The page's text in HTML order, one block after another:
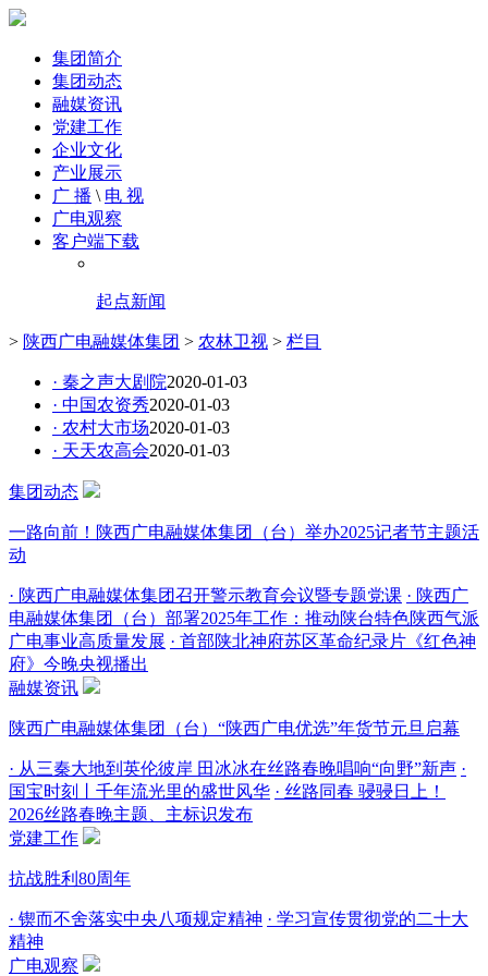
集团简介
集团动态
融媒资讯
党建工作
企业文化
产业展示
广 播 \ 电 视
广电观察
客户端下载
起点新闻
> 陕西广电融媒体集团 > 农林卫视 > 栏目
· 秦之声大剧院2020-01-03
· 中国农资秀2020-01-03
· 农村大市场2020-01-03
· 天天农高会2020-01-03
集团动态
一路向前！陕西广电融媒体集团（台）举办2025记者节主题活
动
· 陕西广电融媒体集团召开警示教育会议暨专题党课 · 陕西广
电融媒体集团（台）部署2025年工作：推动陕台特色陕西气派
广电事业高质量发展 · 首部陕北神府苏区革命纪录片《红色神
府》今晚央视播出
融媒资讯
陕西广电融媒体集团（台）“陕西广电优选”年货节元旦启幕
· 从三秦大地到英伦彼岸 田冰冰在丝路春晚唱响“向野”新声 ·
国宝时刻丨千年流光里的盛世风华 · 丝路同春 骎骎日上！
2026丝路春晚主题、主标识发布
党建工作
抗战胜利80周年
· 锲而不舍落实中央八项规定精神 · 学习宣传贯彻党的二十大
精神
广电观察